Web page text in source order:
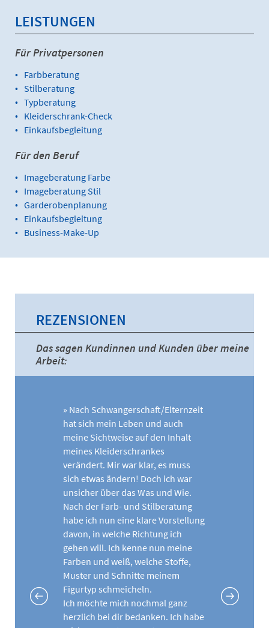
LEISTUNGEN
Für Privatpersonen
Farbberatung
Stilberatung
Typberatung
Kleiderschrank-Check
Einkaufsbegleitung
Für den Beruf
Imageberatung Farbe
Imageberatung Stil
Garderobenplanung
Einkaufsbegleitung
Business-Make-Up
REZENSIONEN
Das sagen Kundinnen und Kunden über meine
Arbeit:
» Nach Schwangerschaft/Elternzeit
hat sich mein Leben und auch
meine Sichtweise auf den Inhalt
meines Kleiderschrankes
verändert. Mir war klar, es muss
sich etwas ändern! Doch ich war
unsicher über das Was und Wie.
Nach der Farb- und Stilberatung
habe ich nun eine klare Vorstellung
davon, in welche Richtung ich
gehen will. Ich kenne nun meine
Farben und weiß, welche Stoffe,
Muster und Schnitte meinem
Figurtyp schmeicheln.
Ich möchte mich nochmal ganz
herzlich bei dir bedanken. Ich habe